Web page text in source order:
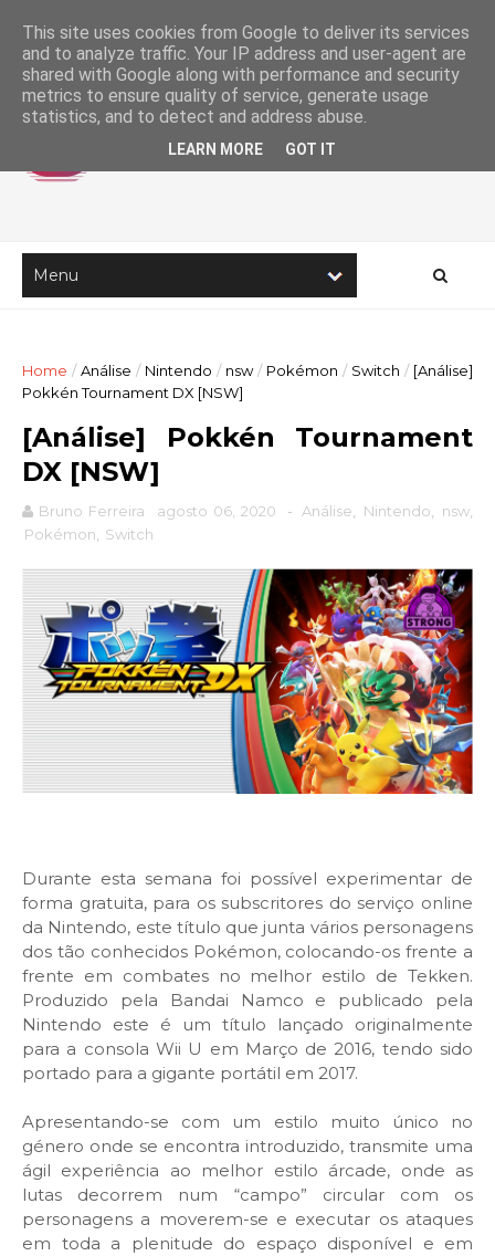
Home / Análise / Nintendo / nsw / Pokémon / Switch / [Análise]
Pokkén Tournament DX [NSW]
[Análise] Pokkén Tournament
DX [NSW]
Bruno Ferreira agosto 06, 2020 - Análise Nintendo nsw
Pokémon
Switch
Durante esta semana foi possível experimentar de
forma gratuita, para os subscritores do serviço online
da Nintendo, este título que junta vários personagens
dos tão conhecidos Pokémon, colocando-os frente a
frente em combates no melhor estilo de Tekken.
Produzido pela Bandai Namco e publicado pela
Nintendo este é um título lançado originalmente
para a consola Wii U em Março de 2016, tendo sido
portado para a gigante portátil em 2017.
Apresentando-se com um estilo muito único no
género onde se encontra introduzido, transmite uma
ágil experiência ao melhor estilo árcade, onde as
lutas decorrem num “campo” circular com os
personagens a moverem-se e executar os ataques
em toda a plenitude do espaço disponível e em
This site uses cookies from Google to deliver its services
and to analyze traffic. Your IP address and user-agent are
shared with Google along with performance and security
metrics to ensure quality of service, generate usage
statistics, and to detect and address abuse.
LEARN MORE GOT IT